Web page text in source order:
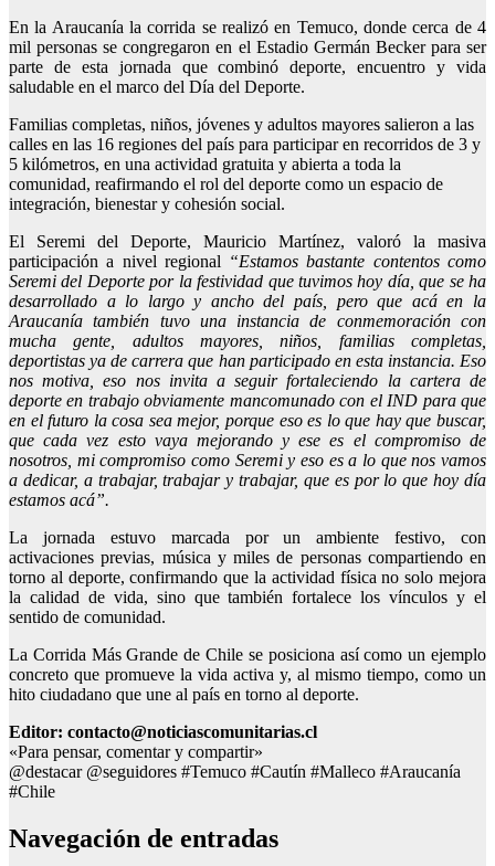
En la Araucanía la corrida se realizó en Temuco, donde cerca de 4
mil personas se congregaron en el Estadio Germán Becker para ser
parte de esta jornada que combinó deporte, encuentro y vida
saludable en el marco del Día del Deporte.
Familias completas, niños, jóvenes y adultos mayores salieron a las
calles en las 16 regiones del país para participar en recorridos de 3 y
5 kilómetros, en una actividad gratuita y abierta a toda la
comunidad, reafirmando el rol del deporte como un espacio de
integración, bienestar y cohesión social.
El Seremi del Deporte, Mauricio Martínez, valoró la masiva
participación a nivel regional “Estamos bastante contentos como
Seremi del Deporte por la festividad que tuvimos hoy día, que se ha
desarrollado a lo largo y ancho del país, pero que acá en la
Araucanía también tuvo una instancia de conmemoración con
mucha gente, adultos mayores, niños, familias completas,
deportistas ya de carrera que han participado en esta instancia. Eso
nos motiva, eso nos invita a seguir fortaleciendo la cartera de
deporte en trabajo obviamente mancomunado con el IND para que
en el futuro la cosa sea mejor, porque eso es lo que hay que buscar,
que cada vez esto vaya mejorando y ese es el compromiso de
nosotros, mi compromiso como Seremi y eso es a lo que nos vamos
a dedicar, a trabajar, trabajar y trabajar, que es por lo que hoy día
estamos acá”.
La jornada estuvo marcada por un ambiente festivo, con
activaciones previas, música y miles de personas compartiendo en
torno al deporte, confirmando que la actividad física no solo mejora
la calidad de vida, sino que también fortalece los vínculos y el
sentido de comunidad.
La Corrida Más Grande de Chile se posiciona así como un ejemplo
concreto que promueve la vida activa y, al mismo tiempo, como un
hito ciudadano que une al país en torno al deporte.
Editor: contacto@noticiascomunitarias.cl
«Para pensar, comentar y compartir»
@destacar @seguidores #Temuco #Cautín #Malleco #Araucanía
#Chile
Navegación de entradas